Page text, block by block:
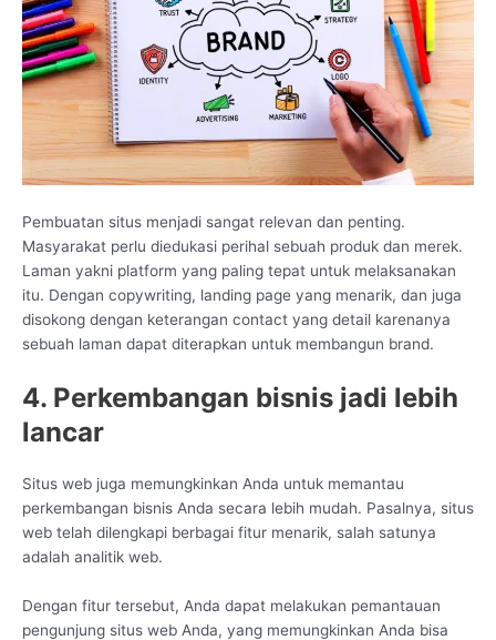
Pembuatan situs menjadi sangat relevan dan penting.
Masyarakat perlu diedukasi perihal sebuah produk dan merek.
Laman yakni platform yang paling tepat untuk melaksanakan
itu. Dengan copywriting, landing page yang menarik, dan juga
disokong dengan keterangan contact yang detail karenanya
sebuah laman dapat diterapkan untuk membangun brand.
4. Perkembangan bisnis jadi lebih
lancar
Situs web juga memungkinkan Anda untuk memantau
perkembangan bisnis Anda secara lebih mudah. Pasalnya, situs
web telah dilengkapi berbagai fitur menarik, salah satunya
adalah analitik web.
Dengan fitur tersebut, Anda dapat melakukan pemantauan
pengunjung situs web Anda, yang memungkinkan Anda bisa